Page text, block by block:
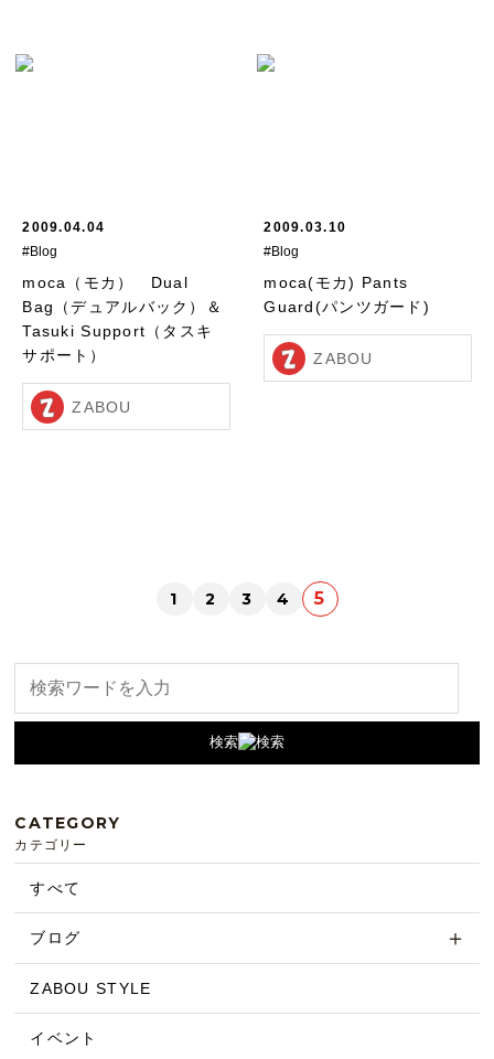
2009.04.04
#Blog
moca（モカ） Dual
Bag（デュアルバック）＆
Tasuki Support（タスキ
サポート）
ZABOU
2009.03.10
#Blog
moca(モカ) Pants
Guard(パンツガード)
ZABOU
1 2 3 4 5
検索
CATEGORY
カテゴリー
すべて
ブログ
ZABOU STYLE
イベント